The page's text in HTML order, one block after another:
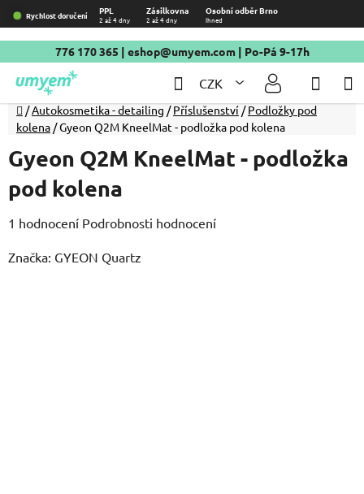
Přejít
na
obsah
Rychlost doručení PPL Zásilkovna Osobní odběr Brno
2 až 4 dny 2 až 4 dny Ihned
776 170 365 | eshop@umyem.com| Po-Pá 9-17h
CZK
Hledat
Domů
/Autokosmetika - detailing / Příslušenství / Podložky pod
kolena /Gyeon Q2M KneelMat - podložka pod kolena
Gyeon Q2M KneelMat - podložka
pod kolena
Průměrné
produktu
1 hodnocení Podrobnosti hodnocení
Značka: GYEON Quartz